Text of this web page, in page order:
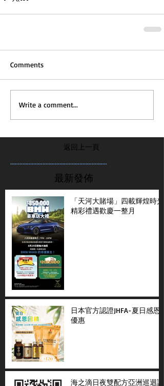
Comments
Write a comment...
返回上一頁
...............................................................
最新發佈
「天河大賭場」四載輝煌時光
精彩禮遇歡慶一整月
日本官方認證JHFA-夏日感恩
優惠
海之滴日夜雙配方亞洲巡迴講